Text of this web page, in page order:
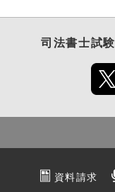
司法書士試験
資料請求